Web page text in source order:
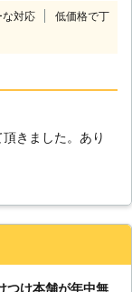
。そんなときは、
換いたしますので
悩みがありました
いない方はパニッ
ますように、緊急
いという気持ちが
バッテリー上がり
な対応
低価格で丁
きました。あり
つけ本舗が年中無